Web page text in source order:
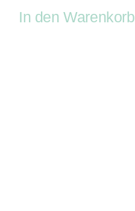
In den Warenkorb